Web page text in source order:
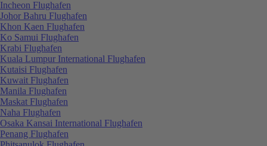
Incheon Flughafen
Johor Bahru Flughafen
Khon Kaen Flughafen
Ko Samui Flughafen
Krabi Flughafen
Kuala Lumpur International Flughafen
Kutaisi Flughafen
Kuwait Flughafen
Manila Flughafen
Maskat Flughafen
Naha Flughafen
Osaka Kansai International Flughafen
Penang Flughafen